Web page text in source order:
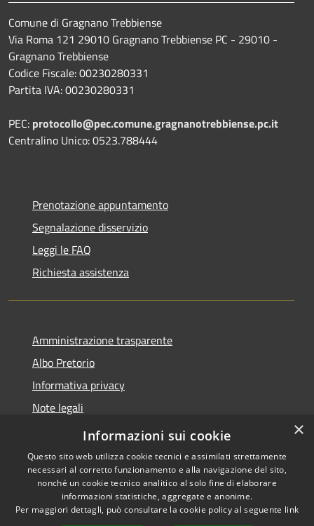
Comune di Gragnano Trebbiense
Via Roma 121 29010 Gragnano Trebbiense PC - 29010 -
Gragnano Trebbiense
Codice Fiscale: 00230280331
Partita IVA: 00230280331
PEC: protocollo@pec.comune.gragnanotrebbiense.pc.it
Centralino Unico: 0523.788444
Prenotazione appuntamento
Segnalazione disservizio
Leggi le FAQ
Richiesta assistenza
Amministrazione trasparente
Albo Pretorio
Informativa privacy
Note legali
Dichiarazione di accessibilità
Accessibilità
Copyright © 2026 • Comune di
Gragnano Trebbiense (PC) •
×
Informazioni sui cookie
Questo sito web utilizza cookie tecnici e assimilati strettamente
necessari al corretto funzionamento e alla navigazione del sito,
nonché un cookie tecnico analitico al solo fine di elaborare
informazioni statistiche, aggregate e anonime.
Per maggiori dettagli, può consultare la cookie policy al seguente link